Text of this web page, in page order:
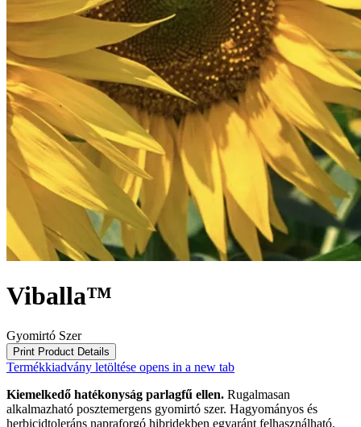
Viballa™
Gyomirtó Szer
Print Product Details
Termékkiadvány letöltése opens in a new tab
Kiemelkedő hatékonyság parlagfű ellen. Rugalmasan
alkalmazható posztemergens gyomirtó szer. Hagyományos és
herbicidtoleráns napraforgó hibridekben egyaránt felhasználható.